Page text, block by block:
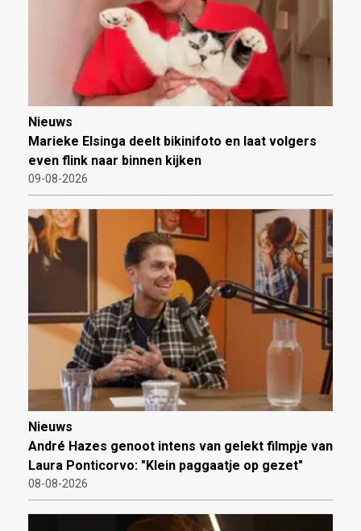
Nieuws
Marieke Elsinga deelt bikinifoto en laat volgers
even flink naar binnen kijken
09-08-2026
Nieuws
André Hazes genoot intens van gelekt filmpje van
Laura Ponticorvo: "Klein paggaatje op gezet"
08-08-2026